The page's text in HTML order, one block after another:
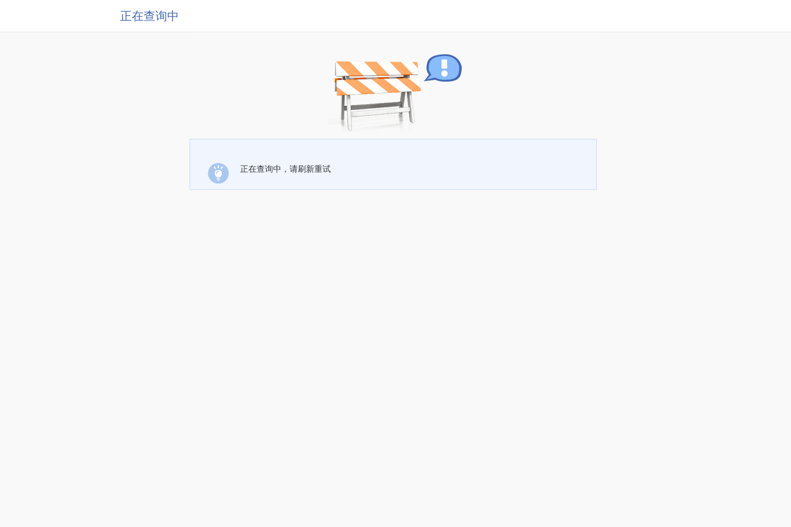
正在查询中
正在查询中，请刷新重试